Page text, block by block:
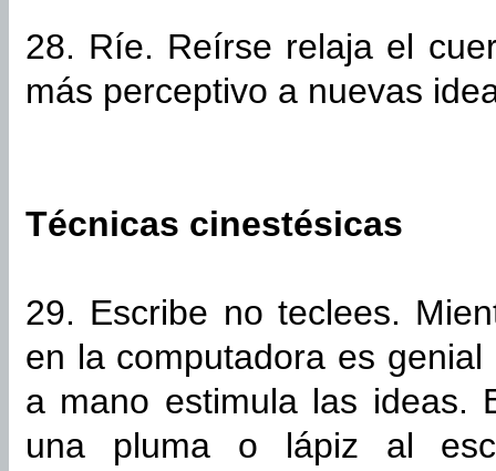
28. Ríe. Reírse relaja el
más perceptivo a nuevas
Técnicas cinestésicas
29. Escribe no teclees.
en la computadora es
a mano estimula las ideas.
una pluma o lápiz al